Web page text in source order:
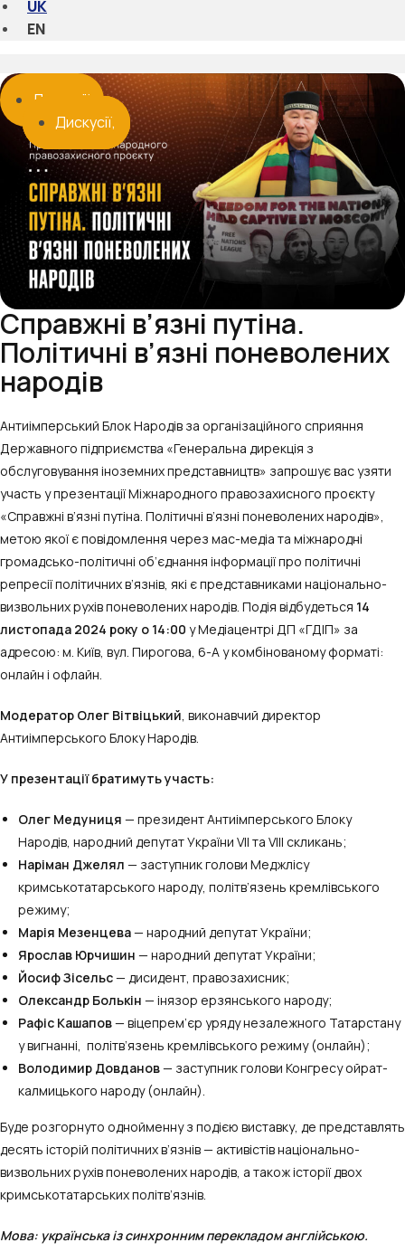
UK
EN
Дискусії
Справжні в’язні путіна.
Політичні в’язні поневолених
народів
Антиімперський Блок Народів за організаційного сприяння
Державного підприємства «Генеральна дирекція з
обслуговування іноземних представництв» запрошує вас узяти
участь у презентації Міжнародного правозахисного проєкту
«Справжні в’язні путіна. Політичні в’язні поневолених народів»,
метою якої є повідомлення через мас-медіа та міжнародні
громадсько-політичні об’єднання інформації про політичні
репресії політичних в’язнів, які є представниками національно-
визвольних рухів поневолених народів. Подія відбудеться 14
листопада 2024 року о 14:00 у Медіацентрі ДП «ГДІП» за
адресою: м. Київ, вул. Пирогова, 6-А у комбінованому форматі:
онлайн і офлайн.
Модератор Олег Вітвіцький, виконавчий директор
Антиімперського Блоку Народів.
У презентації братимуть участь:
Олег Медуниця — президент Антиімперського Блоку
Народів, народний депутат України VII та VIII скликань;
Наріман Джелял — заступник голови Меджлісу
кримськотатарського народу, політв’язень кремлівського
режиму;
Марія Мезенцева— народний депутат України;
Ярослав Юрчишин — народний депутат України;
Йосиф Зісельс— дисидент, правозахисник;
Олександр Болькін — інязор ерзянського народу;
Рафіс Кашапов— віцепрем’єр уряду незалежного Татарстану
у вигнанні, політв’язень кремлівського режиму (онлайн);
Володимир Довданов— заступник голови Конгресу ойрат-
калмицького народу (онлайн).
Буде розгорнуто однойменну з подією виставку, де представлять
десять історій політичних в’язнів — активістів національно-
визвольних рухів поневолених народів, а також історії двох
кримськотатарських політв’язнів.
Мова: українська із синхронним перекладом англійською.
Дискусії
Дискусії
Дискусії